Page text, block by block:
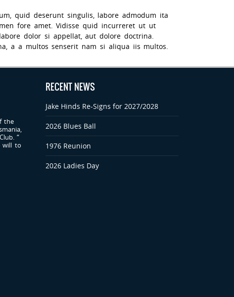
quid deserunt singulis, labore admodum ita
fore amet. Vidisse quid incurreret ut ut
dolor si appellat, aut dolore doctrina.
a a multos senserit nam si aliqua iis multos.
the
“
will to
RECENT NEWS
Jake Hinds Re-Signs for 2027/2028
2026 Blues Ball
1976 Reunion
2026 Ladies Day